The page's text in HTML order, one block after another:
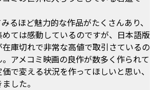
るほど魅力的な作品がたくさんあり、
ては感動しているのですが、日本語版
庫切れで非常な高値で取引さているの
アメコミ映画の良作が数多く作られて
で変える状況を作ってほしいと思い、
した。